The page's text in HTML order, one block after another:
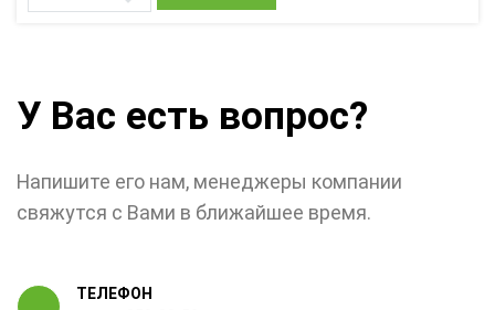
У Вас есть вопрос?
Напишите его нам, менеджеры компании
свяжутся с Вами в ближайшее время.
ТЕЛЕФОН